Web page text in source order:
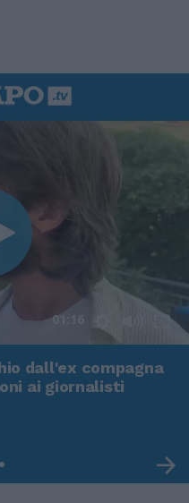
01:16
dall'ex compagna
ai giornalisti